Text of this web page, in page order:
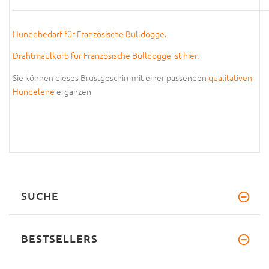
Hundebedarf für Französische Bulldogge.
Drahtmaulkorb für Französische Bulldogge ist hier.
Sie können dieses Brustgeschirr mit einer passenden qualitativen
Hundelene ergänzen
SUCHE
BESTSELLERS